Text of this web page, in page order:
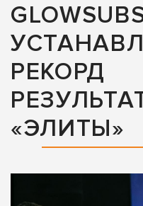
РЕКОРД
«ЭЛИТЫ»